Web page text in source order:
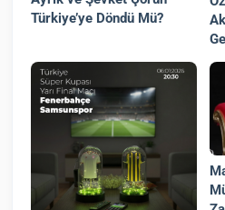
Türkiye’ye Döndü Mü?